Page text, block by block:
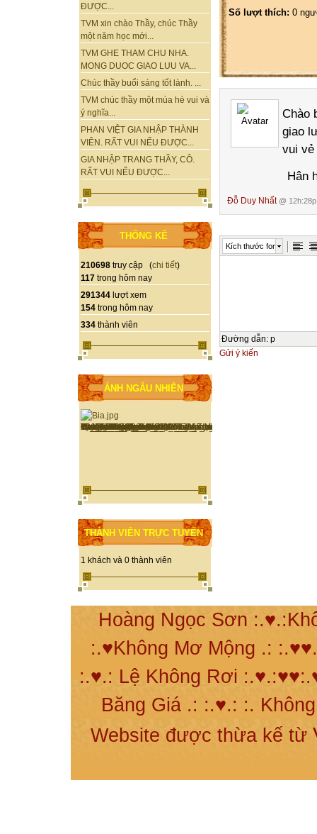
ĐƯỢC...
TVM xin chào Thầy, chúc Thầy
một năm học mới...
TVM GHE THAM CHU NHA.
MONG DUOC GIAO LUU VA...
Chúc thầy buổi sáng tốt lành. ...
TVM chúc thầy một mùa hè vui và
ý nghĩa...
PHAN VIỆT GIA NHẬP THÀNH
VIÊN. RẤT VUI NẾU ĐƯỢC...
GIA NHẬP TRANG THẦY, CÔ.
RẤT VUI NẾU ĐƯỢC...
THỐNG KÊ
210698 truy cập (chi tiết)
117 trong hôm nay
291344 lượt xem
154 trong hôm nay
334 thành viên
ẢNH NGẪU NHIÊN
THÀNH VIÊN TRỰC TUYẾN
1 khách và 0 thành viên
Số lượt thích: 0
Chào
giao
vui vẻ
Hân hạnh
Đỗ Duy Nhất@
Kích thước font
Đường dẫn: p
Gửi ý kiến
Hoàng Ngọc Sơn
:.♥Không Mơ Mộng .:
:.♥.: Lệ Không Rơi
Băng Giá .: :.♥.: :.
Website được thừa kế từ